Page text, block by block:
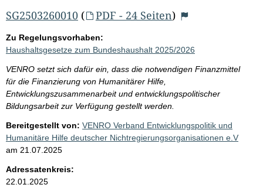
SG2503260010 ( PDF - 24 Seiten)
Zu Regelungsvorhaben:
Haushaltsgesetze zum Bundeshaushalt 2025/2026
VENRO setzt sich dafür ein, dass die notwendigen Finanzmittel
für die Finanzierung von Humanitärer Hilfe,
Entwicklungszusammenarbeit und entwicklungspolitischer
Bildungsarbeit zur Verfügung gestellt werden.
Bereitgestellt von: VENRO Verband Entwicklungspolitik und
Humanitäre Hilfe deutscher Nichtregierungsorganisationen e.V
am 21.07.2025
Adressatenkreis:
22.01.2025